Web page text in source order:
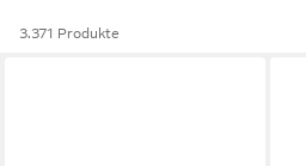
3.371 Produkte